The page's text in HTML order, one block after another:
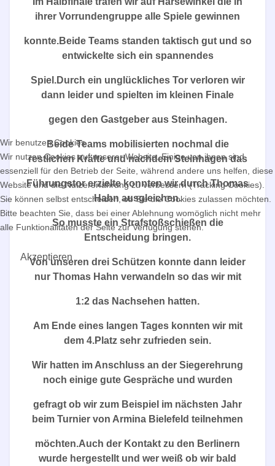
ihrer Vorrundengruppe alle Spiele gewinnen
konnte.Beide Teams standen taktisch gut und so
entwickelte sich ein spannendes
Spiel.Durch ein unglückliches Tor verloren wir
dann leider und spielten im kleinen Finale
gegen den Gastgeber aus Steinhagen.
Beide Teams mobilisierten nochmal die
restlichen Kräfte und nachdem Steinhagen das
Führungstor erzielte konnten wir durch Thomas
Hahn ausgleichen.
So musste ein Strafstoßschießen die
Entscheidung bringen.
Von unseren drei Schützen konnte dann leider
nur Thomas Hahn verwandeln so das wir mit
1:2 das Nachsehen hatten.
Am Ende eines langen Tages konnten wir mit
dem 4.Platz sehr zufrieden sein.
Wir hatten im Anschluss an der Siegerehrung
noch einige gute Gespräche und wurden
gefragt ob wir zum Beispiel im nächsten Jahr
beim Turnier von Armina Bielefeld teilnehmen
möchten.Auch der Kontakt zu den Berlinern
wurde hergestellt und wer weiß ob wir bald
Wir benutzen Cookies
Wir nutzen Cookies auf unserer Website. Einige von ihnen sind
essenziell für den Betrieb der Seite, während andere uns helfen, diese
Website und die Nutzererfahrung zu verbessern (Tracking Cookies).
Sie können selbst entscheiden, ob Sie die Cookies zulassen möchten.
Bitte beachten Sie, dass bei einer Ablehnung womöglich nicht mehr
alle Funktionalitäten der Seite zur Verfügung stehen.
Akzeptieren